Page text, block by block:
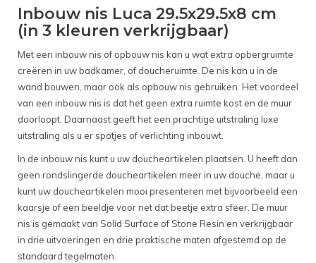
Inbouw nis Luca 29.5x29.5x8 cm
(in 3 kleuren verkrijgbaar)
Met een inbouw nis of opbouw nis kan u wat extra opbergruimte
creëren in uw badkamer, of doucheruimte. De nis kan u in de
wand bouwen, maar ook als opbouw nis gebruiken. Het voordeel
van een inbouw nis is dat het geen extra ruimte kost en de muur
doorloopt. Daarnaast geeft het een prachtige uitstraling luxe
uitstraling als u er spotjes of verlichting inbouwt.
In de inbouw nis kunt u uw doucheartikelen plaatsen. U heeft dan
geen rondslingerde doucheartikelen meer in uw douche, maar u
kunt uw doucheartikelen mooi presenteren met bijvoorbeeld een
kaarsje of een beeldje voor net dat beetje extra sfeer. De muur
nis is gemaakt van Solid Surface of Stone Resin en verkrijgbaar
in drie uitvoeringen en drie praktische maten afgestemd op de
standaard tegelmaten.